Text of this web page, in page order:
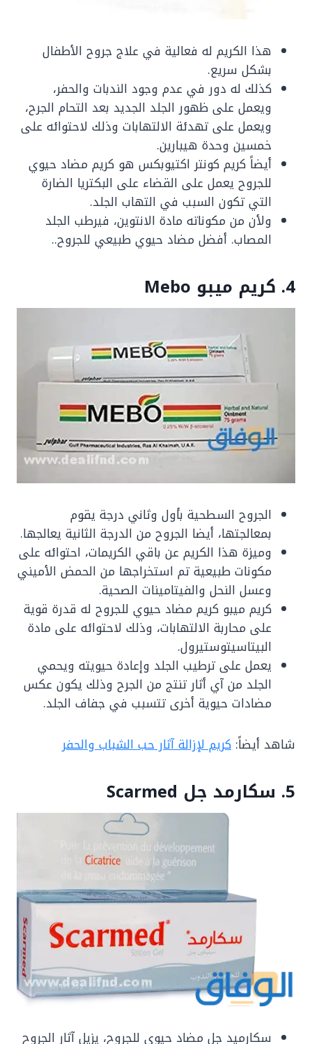
هذا الكريم له فعالية في علاج جروح الأطفال
بشكل سريع.
كذلك له دور في عدم وجود الندبات والحفر،
ويعمل على ظهور الجلد الجديد بعد التحام الجرح،
ويعمل على تهدئة الالتهابات وذلك لاحتوائه على
خمسين وحدة هيبارين.
أيضاً كريم كونتر اكتيوبكس هو كريم مضاد حيوي
للجروح يعمل على القضاء على البكتريا الضارة
التي تكون السبب في التهاب الجلد.
ولأن من مكوناته مادة الانتوين، فيرطب الجلد
المصاب. أفضل مضاد حيوي طبيعي للجروح..
4. كريم ميبو Mebo
الجروح السطحية بأول وثاني درجة يقوم
بمعالجتها، أيضا الجروح من الدرجة الثانية يعالجها.
وميزة هذا الكريم عن باقي الكريمات، احتوائه على
مكونات طبيعية تم استخراجها من الحمض الأميني
وعسل النحل والفيتامينات الصحية.
كريم ميبو كريم مضاد حيوي للجروح له قدرة قوية
على محاربة الالتهابات، وذلك لاحتوائه على مادة
البيتاسيتوستيرول.
يعمل على ترطيب الجلد وإعادة حيويته ويحمي
الجلد من آي أثار تنتج من الجرح وذلك يكون عكس
مضادات حيوية أخرى تتسبب في جفاف الجلد.
شاهد أيضاً: كريم لإزالة آثار حب الشباب والحفر
5. سكارمد جل Scarmed
سكارميد جل مضاد حيوي للجروح، يزيل آثار الجروح